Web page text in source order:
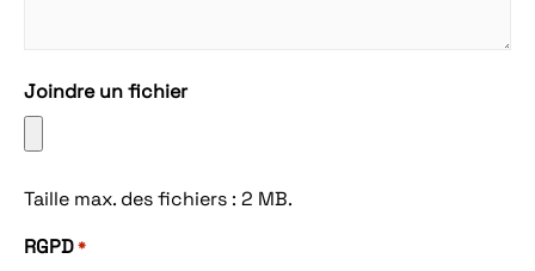
Joindre un fichier
Taille max. des fichiers : 2 MB.
RGPD*